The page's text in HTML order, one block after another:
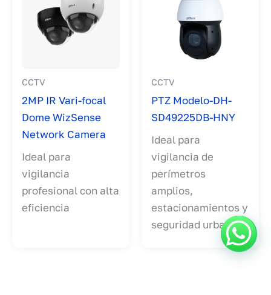
CCTV
2MP IR Vari-focal
Dome WizSense
Network Camera
Ideal para
vigilancia
profesional con alta
eficiencia
CCTV
PTZ Modelo-DH-
SD49225DB-HNY
Ideal para
vigilancia de
perímetros
amplios,
estacionamientos y
seguridad urbana.